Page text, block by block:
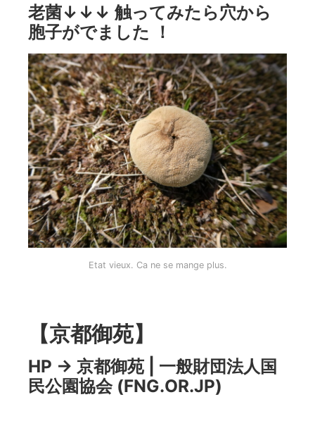
老菌↓↓↓ 触ってみたら穴から
胞子がでました ！
Etat vieux. Ca ne se mange plus.
【京都御苑】
HP → 京都御苑 | 一般財団法人国
民公園協会 (FNG.OR.JP)